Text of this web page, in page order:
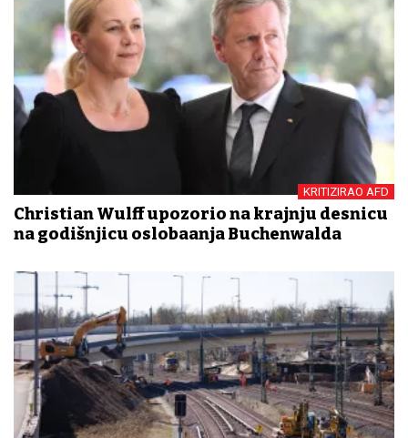
KRITIZIRAO AFD
Christian Wulff upozorio na krajnju desnicu
na godišnjicu oslobađanja Buchenwalda